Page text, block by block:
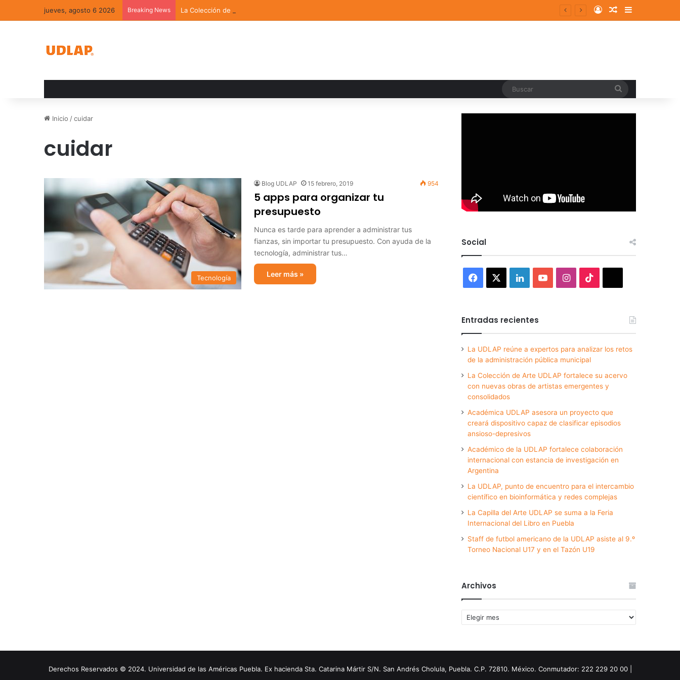
jueves, agosto 6 2026 Breaking News La Colección de Arte UDLAP fortalece su acervo con nuevas obras de artistas emergentes y consolidados Log InRandom Article
Sidebar
Inicio /cuidar
cuidar
Tecnología
Blog UDLAP 15 febrero, 2019 954
5 apps para organizar tu
presupuesto
Nunca es tarde para aprender a administrar tus
fianzas, sin importar tu presupuesto. Con ayuda de la
tecnología, administrar tus…
Leer más »
Social
Facebook LinkedInYouTubeInstagram
Entradas recientes
La UDLAP reúne a expertos para analizar los retos
de la administración pública municipal
La Colección de Arte UDLAP fortalece su acervo
con nuevas obras de artistas emergentes y
consolidados
Académica UDLAP asesora un proyecto que
creará dispositivo capaz de clasificar episodios
ansioso-depresivos
Académico de la UDLAP fortalece colaboración
internacional con estancia de investigación en
Argentina
La UDLAP, punto de encuentro para el intercambio
científico en bioinformática y redes complejas
La Capilla del Arte UDLAP se suma a la Feria
Internacional del Libro en Puebla
Staff de futbol americano de la UDLAP asiste al 9.º
Torneo Nacional U17 y en el Tazón U19
Archivos
Archivos
Derechos Reservados © 2024. Universidad de las Américas Puebla. Ex hacienda Sta. Catarina Mártir S/N. San Andrés Cholula, Puebla. C.P. 72810. México. Conmutador: 222 229 20 00 |